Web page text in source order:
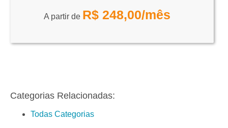
A partir de R$ 248,00/mês
Categorias Relacionadas:
Todas Categorias